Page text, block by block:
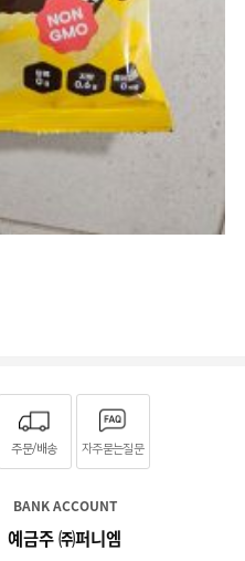
주문/배송 자주묻는질문
BANK ACCOUNT
예금주 ㈜퍼니엠